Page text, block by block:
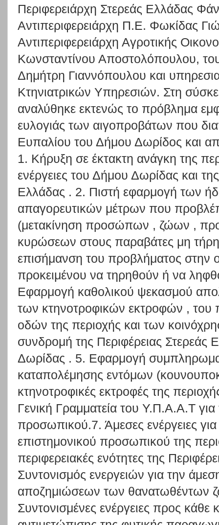
Περιφερειάρχη Στερεάς Ελλάδας
Αντιπεριφερειάρχη Π.Ε. Φωκίδας
Αντιπεριφερειάρχη Αγροτικής
Κωνσταντίνου Αποστολόπουλου,
Δημήτρη Γιαννόπουλου και
Κτηνιατρικών Υπηρεσιών. Στη
αναλύθηκε εκτενώς το πρόβλημα
ευλογιάς των αιγοπροβάτων που
Ευπαλίου του Δήμου Δωρίδος και
1. Κήρυξη σε έκτακτη ανάγκη της
ενέργειες του Δήμου Δωρίδας και
Ελλάδας . 2. Πιστή εφαρμογή των
απαγορευτικών μέτρων που
(μετακίνηση προσώπων , ζώων ,
κυρώσεων στους παραβάτες μη
επισήμανση του προβλήματος στην
προκειμένου να τηρηθούν ή να
Εφαρμογή καθολικού ψεκασμού
των κτηνοτροφικών εκτροφών , του
οδών της περιοχής και των
συνδρομή της Περιφέρειας Στερεάς
Δωρίδας . 5. Εφαρμογή
καταπολέμησης εντόμων
κτηνοτροφικές εκτροφές της
Γενική Γραμματεία του Υ.Π.Α.Α.Τ
προσωπικού.7. Άμεσες ενέργειες
επιστημονικού προσωπικού της
περιφερειακές ενότητες της
Συντονισμός ενεργειών για την
αποζημιώσεων των θανατωθέντων
Συντονισμένες ενέργειες προς